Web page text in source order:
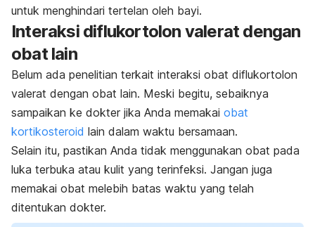
untuk menghindari tertelan oleh bayi.
Interaksi diflukortolon valerat dengan
obat lain
Belum ada penelitian terkait interaksi obat diflukortolon
valerat dengan obat lain. Meski begitu, sebaiknya
sampaikan ke dokter jika Anda memakai obat
kortikosteroid lain dalam waktu bersamaan.
Selain itu, pastikan Anda tidak menggunakan obat pada
luka terbuka atau kulit yang terinfeksi. Jangan juga
memakai obat melebih batas waktu yang telah
ditentukan dokter.